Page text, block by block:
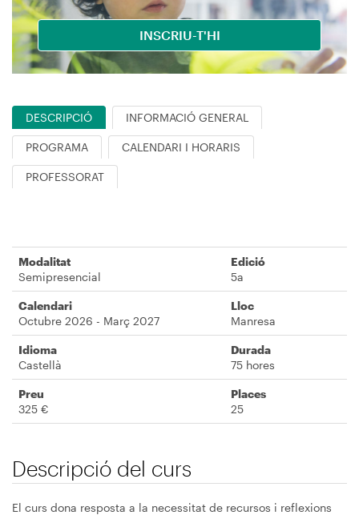
INSCRIU-T'HI
DESCRIPCIÓ INFORMACIÓ GENERAL
PROGRAMA CALENDARI I HORARIS
PROFESSORAT
Modalitat
Semipresencial
Edició
5a
Calendari
Octubre 2026 - Març 2027
Lloc
Manresa
Idioma
Castellà
Durada
75 hores
Preu
325 €
Places
25
Descripció del curs
El curs dona resposta a la necessitat de recursos i reflexions